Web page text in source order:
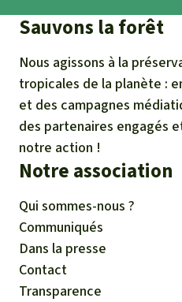
Sauvons la forêt
Nous agissons à la
tropicales de la planète :
et des campagnes
des partenaires engagés
notre action !
Notre association
Qui sommes-nous ?
Communiqués
Dans la presse
Contact
Transparence